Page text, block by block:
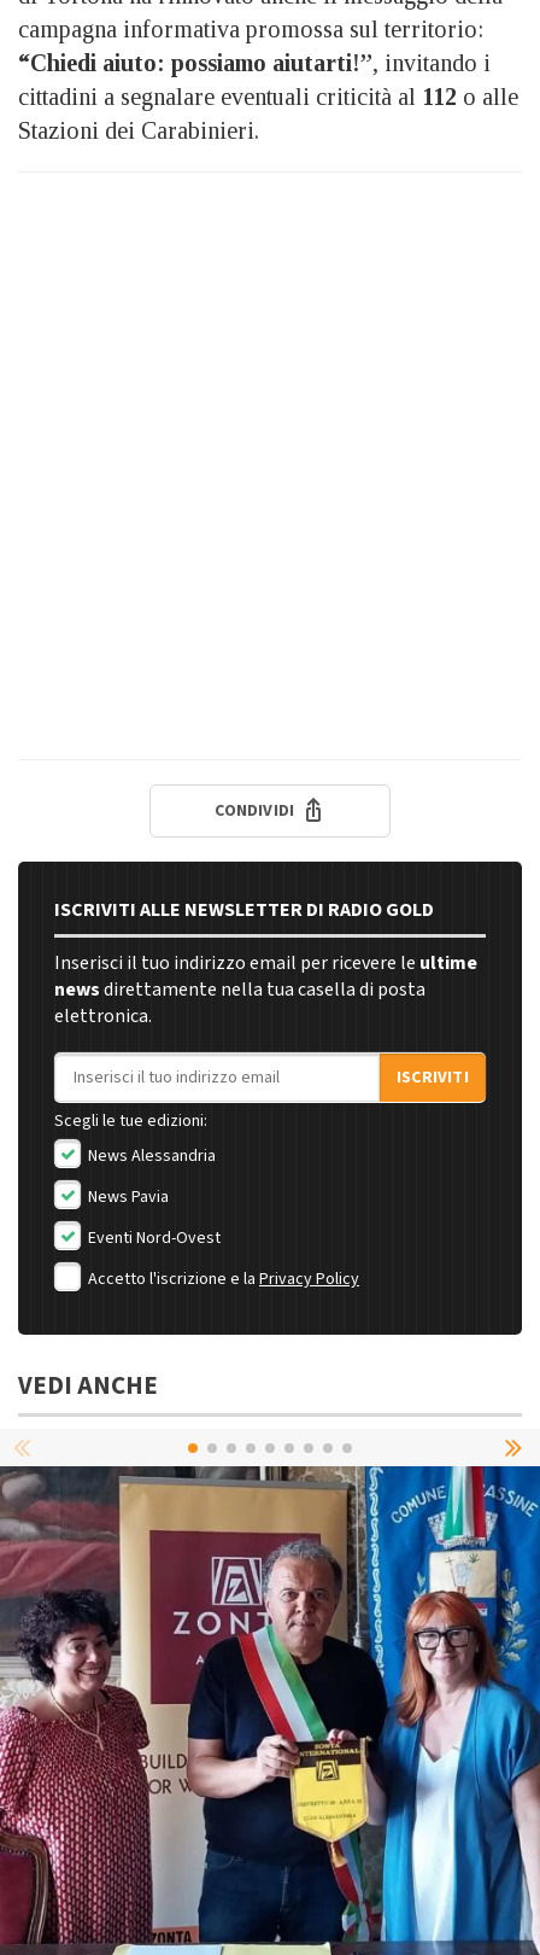
campagna informativa promossa sul territorio:
“Chiedi aiuto: possiamo aiutarti!”, invitando i
cittadini a segnalare eventuali criticità al 112 o alle
Stazioni dei Carabinieri.
CONDIVIDI
ISCRIVITI ALLE NEWSLETTER DI RADIO GOLD
Inserisci il tuo indirizzo email per ricevere le ultime
newsdirettamente nella tua casella di posta
elettronica.
Indirizzo email
ISCRIVITI
Scegli le tue edizioni:
News Alessandria
News Pavia
Eventi Nord-Ovest
Accetto l'iscrizione e la Privacy Policy
VEDI ANCHE